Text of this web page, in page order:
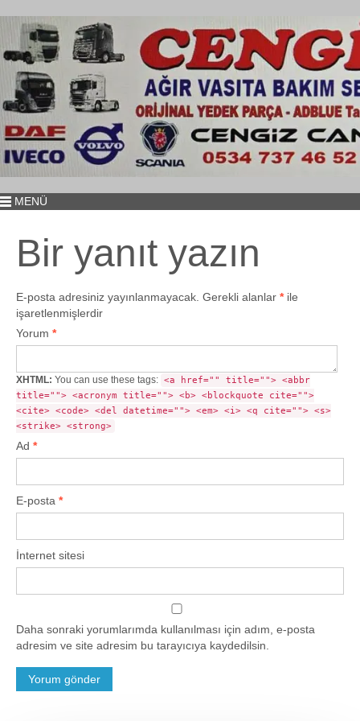
MENÜ
Bir yanıt yazın
E-posta adresiniz yayınlanmayacak. Gerekli alanlar *ile
işaretlenmişlerdir
Yorum *
XHTML: You can use these tags: <a href="" title=""> <abbr
title=""> <acronym title=""> <b> <blockquote cite="">
<cite> <code> <del datetime=""> <em> <i> <q cite=""> <s>
<strike> <strong>
Ad *
E-posta *
İnternet sitesi
Daha sonraki yorumlarımda kullanılması için adım, e-posta
adresim ve site adresim bu tarayıcıya kaydedilsin.